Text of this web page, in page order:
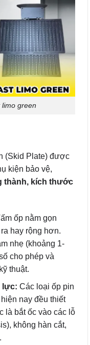
green
(Skid Plate) được
kiện bảo vệ,
thành, kích thước
ốp nằm gọn
hay rộng hơn.
nhẹ (khoảng 1-
cho phép và
thuật.
lực: Các loại ốp pin
nay đều thiết
là bắt ốc vào các lỗ
không hàn cắt,